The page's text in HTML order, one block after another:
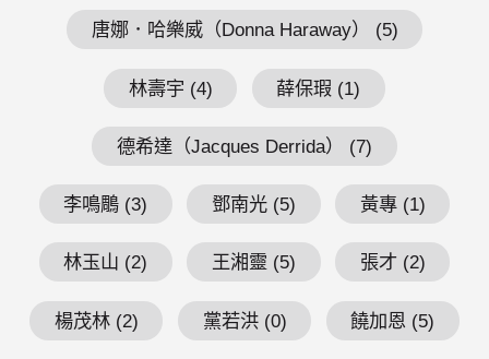
唐娜．哈樂威（Donna Haraway） (5)
林壽宇 (4) 薛保瑕 (1)
德希達（Jacques Derrida） (7)
李鳴鵰 (3) 鄧南光 (5) 黃專 (1)
林玉山 (2) 王湘靈 (5) 張才 (2)
楊茂林 (2) 黨若洪 (0) 饒加恩 (5)